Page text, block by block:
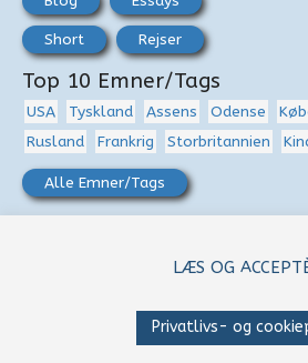
Short Rejser
Top 10 Emner/Tags
USA Tyskland Assens Odense
Rusland
Frankrig Storbritannien
Alle Emner/Tags
LÆS OG
Privatlivs- og